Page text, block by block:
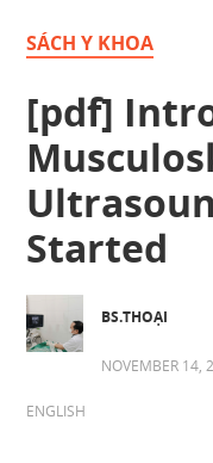
SÁCH Y KHOA
[pdf]
Started
BS.THOẠI
NOVEMBER 14,
ENGLISH